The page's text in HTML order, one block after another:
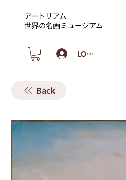
アートリアム
​世界の名画ミュージアム
LOGIN
Back